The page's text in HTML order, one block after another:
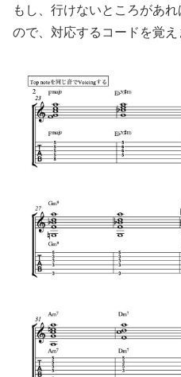
もし、行けないところがあ
ので、対応するコードを覚え